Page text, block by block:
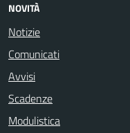
NOVITÀ
Notizie
Comunicati
Avvisi
Scadenze
Modulistica